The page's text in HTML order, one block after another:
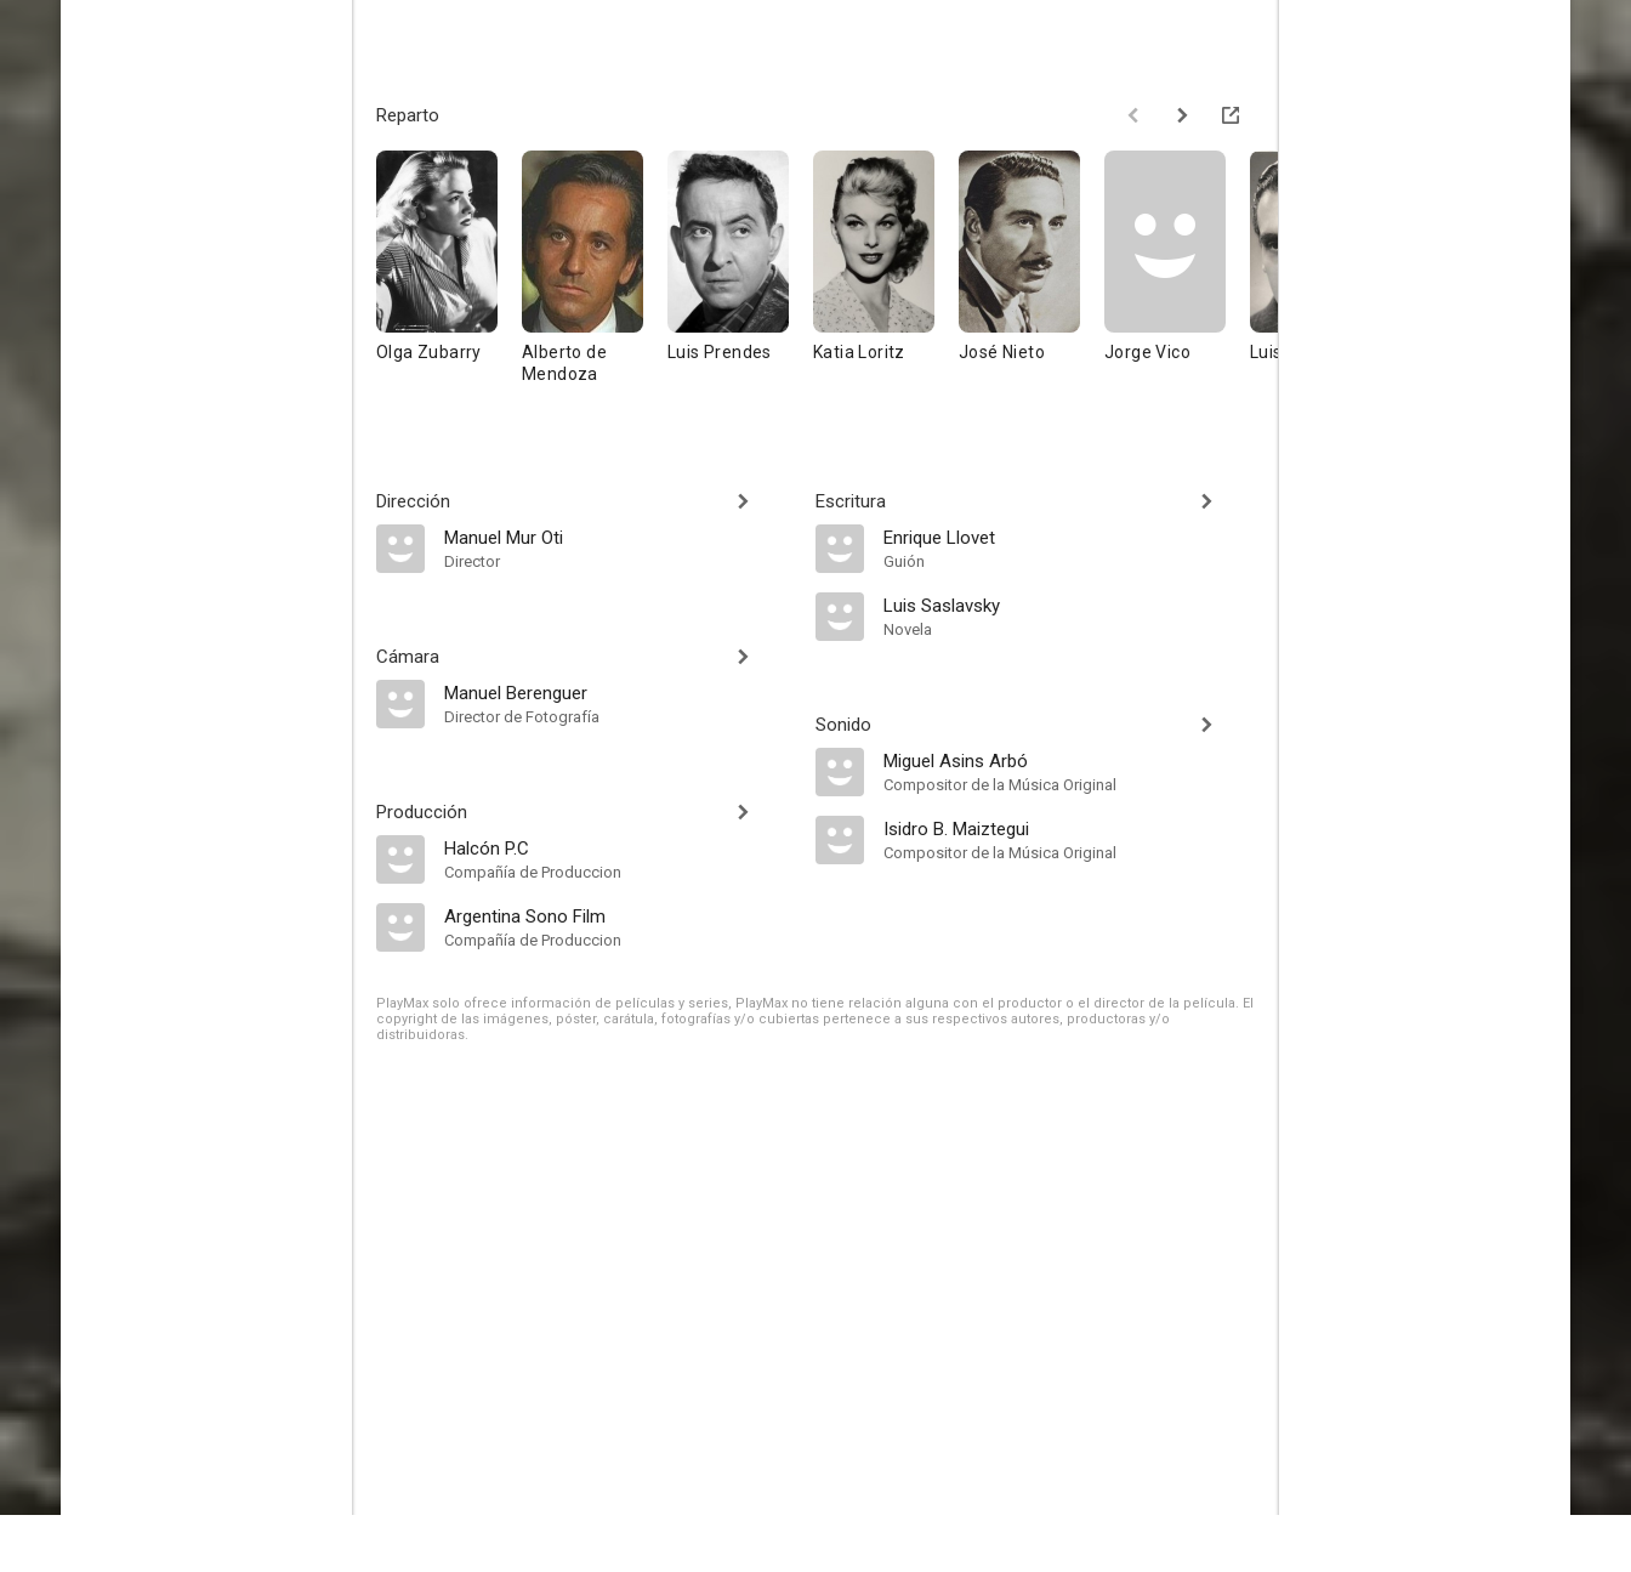
Reparto
Olga Zubarry
Alberto de
Mendoza
Luis Prendes Katia Loritz José Nieto Jorge Vico Luis Peña
Dirección
Manuel Mur Oti
Director
Cámara
Manuel Berenguer
Director de Fotografía
Producción
Halcón P.C
Compañía de Produccion
Argentina Sono Film
Compañía de Produccion
Escritura
Enrique Llovet
Guión
Luis Saslavsky
Novela
Sonido
Miguel Asins Arbó
Compositor de la Música Original
Isidro B. Maiztegui
Compositor de la Música Original
PlayMax solo ofrece información de películas y series, PlayMax no tiene relación alguna con el productor o el director de la película. El
copyright de las imágenes, póster, carátula, fotografías y/o cubiertas pertenece a sus respectivos autores, productoras y/o
distribuidoras.